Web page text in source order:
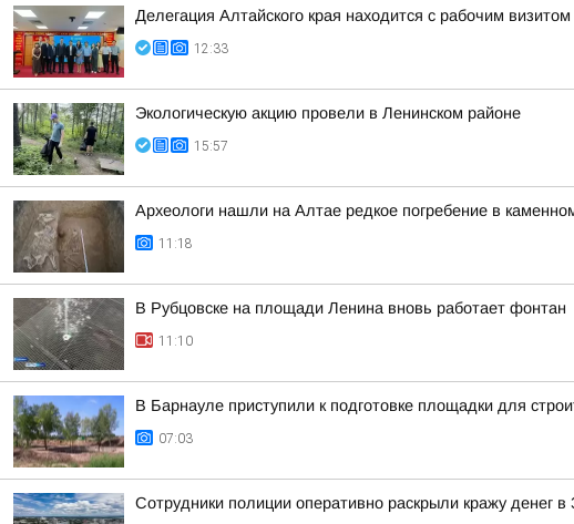
Делегация Алтайского края находится с рабочим
12:33
Экологическую акцию провели в Ленинском районе
15:57
Археологи нашли на Алтае редкое погребение в
11:18
В Рубцовске на площади Ленина вновь работает фонтан
11:10
В Барнауле приступили к подготовке площадки для
07:03
Сотрудники полиции оперативно раскрыли кражу денег